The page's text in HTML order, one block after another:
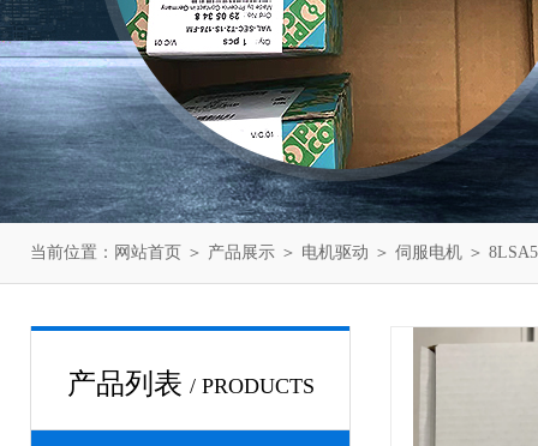
当前位置： 网站首页 ＞ 产品展示 ＞ 电机驱动 ＞ 伺服电机 ＞
产品列表 / PRODUCTS